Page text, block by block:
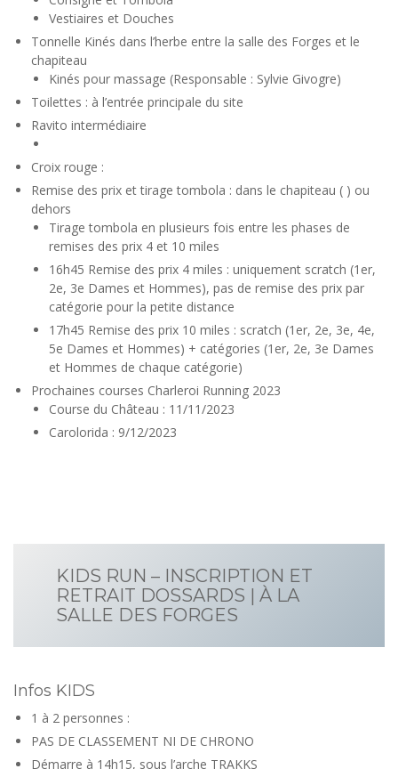
Vestiaires et Douches
Tonnelle Kinés dans l’herbe entre la salle des Forges et le
chapiteau
Kinés pour massage (Responsable : Sylvie Givogre)
Toilettes : à l’entrée principale du site
Ravito intermédiaire
Croix rouge :
Remise des prix et tirage tombola : dans le chapiteau ( ) ou
dehors
Tirage tombola en plusieurs fois entre les phases de
remises des prix 4 et 10 miles
16h45 Remise des prix 4 miles : uniquement scratch (1er,
2e, 3e Dames et Hommes), pas de remise des prix par
catégorie pour la petite distance
17h45 Remise des prix 10 miles : scratch (1er, 2e, 3e, 4e,
5e Dames et Hommes) + catégories (1er, 2e, 3e Dames
et Hommes de chaque catégorie)
Prochaines courses Charleroi Running 2023
Course du Château : 11/11/2023
Carolorida : 9/12/2023
KIDS RUN – INSCRIPTION ET
RETRAIT DOSSARDS | À LA
SALLE DES FORGES
Infos KIDS
1 à 2 personnes :
PAS DE CLASSEMENT NI DE CHRONO
Démarre à 14h15, sous l’arche TRAKKS